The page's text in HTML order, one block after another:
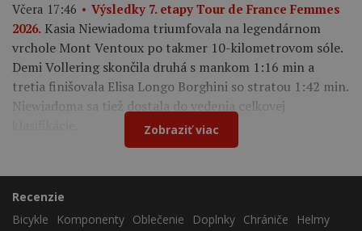
Včera 17:46
Výsledky 7. etapy Tour de France Femmes
2026. Kasia Niewiadoma triumfovala na legendárnom
vrchole Mont Ventoux po takmer 10-kilometrovom sóle.
Demi Vollering skončila druhá s mankom 1:16 min a
tretia finišovala Elisa Longo Borghini so stratou 1:42 min.
Niewiadoma sa tiež dostala do vedenia celkovej
Zobraziť viac
Recenzie
Bicykle
Komponenty Oblečenie Doplnky Chrániče
Helmy